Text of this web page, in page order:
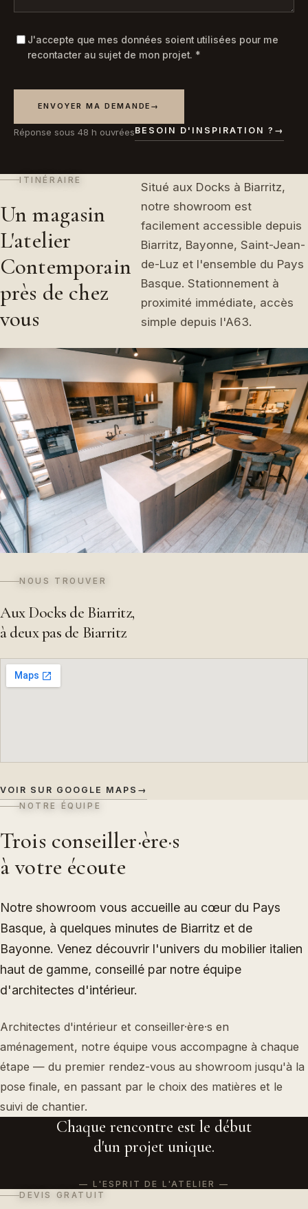
J'accepte que mes données soient utilisées pour me
recontacter au sujet de mon projet. *
ENVOYER MA DEMANDE →
Réponse sous 48 h ouvréesBESOIN D'INSPIRATION ? →
ITINÉRAIRE
Un magasin
L'atelier
Contemporain
près de chez
vous
Situé aux Docks à Biarritz,
notre showroom est
facilement accessible depuis
Biarritz, Bayonne, Saint-Jean-
de-Luz et l'ensemble du Pays
Basque. Stationnement à
proximité immédiate, accès
simple depuis l'A63.
NOUS TROUVER
Aux Docks de Biarritz,
à deux pas de Biarritz
VOIR SUR GOOGLE MAPS →
NOTRE ÉQUIPE
Trois conseiller·ère·s
à votre écoute
Notre showroom vous accueille au cœur du Pays
Basque, à quelques minutes de Biarritz et de
Bayonne. Venez découvrir l'univers du mobilier italien
haut de gamme, conseillé par notre équipe
d'architectes d'intérieur.
Architectes d'intérieur et conseiller·ère·s en
aménagement, notre équipe vous accompagne à chaque
étape — du premier rendez-vous au showroom jusqu'à la
pose finale, en passant par le choix des matières et le
suivi de chantier.
Chaque rencontre est le début
d'un projet unique.
— L'ESPRIT DE L'ATELIER
DEVIS GRATUIT